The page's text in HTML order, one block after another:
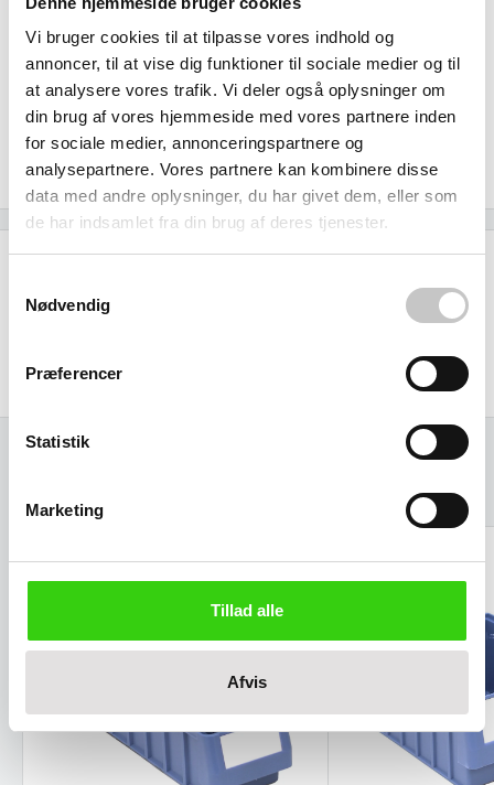
Vi bruger cookies til at tilpasse vores indhold og
annoncer, til at vise dig funktioner til sociale medier og til
at analysere vores trafik. Vi deler også oplysninger om
din brug af vores hjemmeside med vores partnere inden
for sociale medier, annonceringspartnere og
analysepartnere. Vores partnere kan kombinere disse
data med andre oplysninger, du har givet dem, eller som
de har indsamlet fra din brug af deres tjenester.
Nødvendig
Præferencer
Statistik
Marketing
Tillad alle
Afvis
giver dig mulighed for at starte med ét felt og gradvist
opbygge dit optimale lagersystem, efterhånden som
behovet vokser. Med Bitos 175 års erfaring siden 1845 som
en af Europas førende leverandører af professionelle
lagerløsninger, investerer du i kvalitet der holder i mange
år fremover.